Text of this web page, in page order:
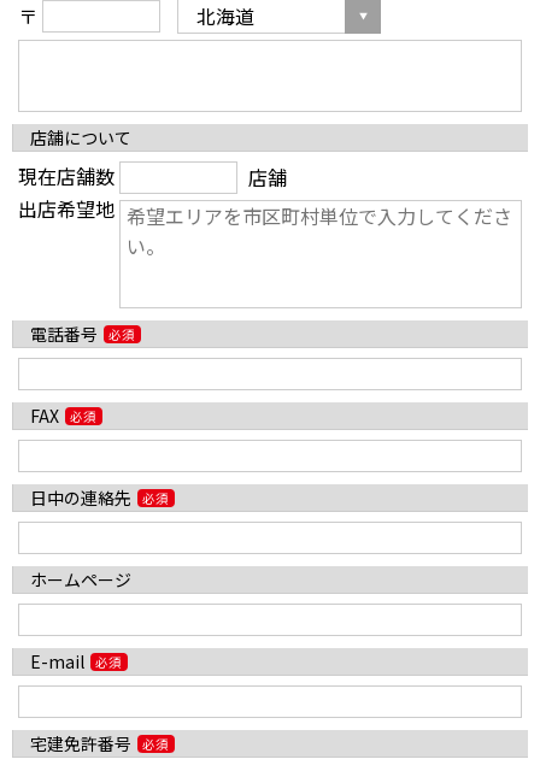
〒
店舗について
現在店舗数
店舗
出店希望地
電話番号
FAX
日中の連絡先
ホームページ
E-mail
宅建免許番号